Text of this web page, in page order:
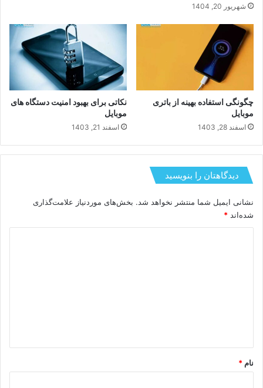
شهریور 20, 1404
چگونگی استفاده بهینه از باتری
موبایل
اسفند 28, 1403
نکاتی برای بهبود امنیت دستگاه های
موبایل
اسفند 21, 1403
دیدگاهتان را بنویسید
نشانی ایمیل شما منتشر نخواهد شد. بخش‌های موردنیاز علامت‌گذاری
شده‌اند *
نام *